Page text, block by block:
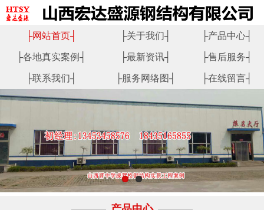
├网站首页┤ ├关于我们┤ ├产品中心┤
├各地真实案例┤ ├最新资讯┤ ├售后服务┤
├联系我们┤ ├服务网络图┤ ├在线留言┤